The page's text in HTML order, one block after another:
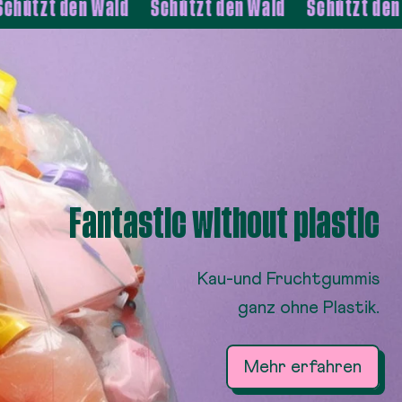
s
18er
s
den Wald Schützt den Wald Schützt den
Fantastic without plastic
Kau-und Fruchtgummis
ganz ohne Plastik.
Mehr erfahren